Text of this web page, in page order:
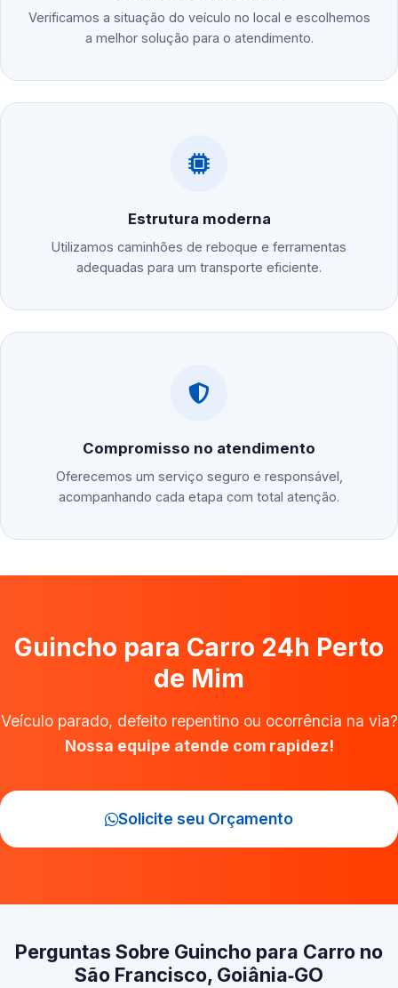
Verificamos a situação do veículo no local e escolhemos
a melhor solução para o atendimento.
Estrutura moderna
Utilizamos caminhões de reboque e ferramentas
adequadas para um transporte eficiente.
Compromisso no atendimento
Oferecemos um serviço seguro e responsável,
acompanhando cada etapa com total atenção.
Guincho para Carro 24h Perto
de Mim
Veículo parado, defeito repentino ou ocorrência na via?
Nossa equipe atende com rapidez!
Solicite seu Orçamento
Perguntas Sobre Guincho para Carro no
São Francisco, Goiânia‑GO